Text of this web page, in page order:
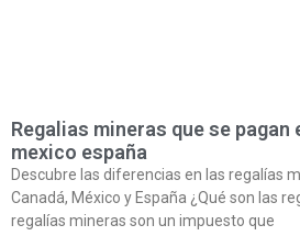
Regalias mineras que se pagan
mexico españa
Descubre las diferencias en las regalías
Canadá, México y España ¿Qué son las
regalías mineras son un impuesto que